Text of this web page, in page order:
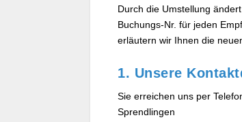
Durch die Umstellung
Buchungs-Nr. für jeden
erläutern wir Ihnen die
1. Unsere
Sie erreichen uns per
Sprendlingen